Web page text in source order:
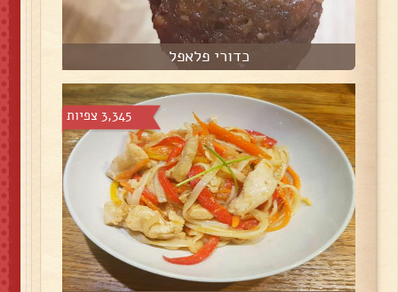
כדורי פלאפל
3,345 צפיות